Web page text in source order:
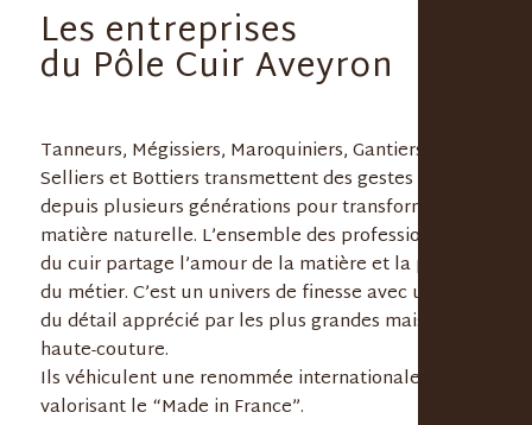
Les entreprises
du Pôle Cuir Aveyron
Tanneurs, Mégissiers, Maroquiniers, Gantiers,
Selliers et Bottiers transmettent des gestes hérités
depuis plusieurs générations pour transformer la
matière naturelle. L’ensemble des professionnels
du cuir partage l’amour de la matière et la passion
du métier. C’est un univers de finesse avec un sens
du détail apprécié par les plus grandes maisons de
haute-couture.
Ils véhiculent une renommée internationale
valorisant le “Made in France”.